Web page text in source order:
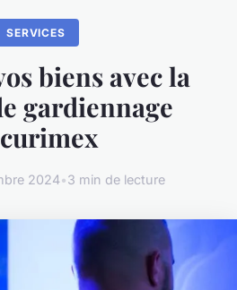
SERVICES
biens avec la
gardiennage
2024•3 min de lecture